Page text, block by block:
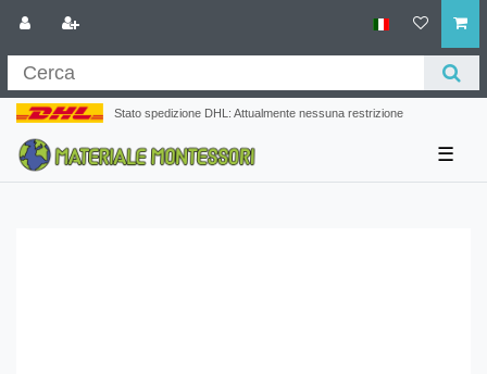
Stato spedizione DHL: Attualmente nessuna restrizione
☰